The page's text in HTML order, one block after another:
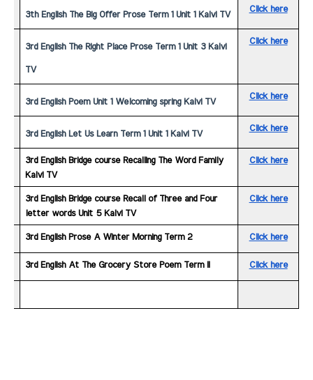
3th English The Big Offer Prose Term 1 Unit 1 Kalvi TV
Click here
3rd English The Right Place Prose Term 1 Unit 3 Kalvi
TV
Click here
3rd English Poem Unit 1 Welcoming spring Kalvi TV
Click here
3rd English Let Us Learn Term 1 Unit 1 Kalvi TV
Click here
3rd English Bridge course Recalling The Word Family
Kalvi TV
Click here
3rd English Bridge course Recall of Three and Four
letter words Unit 5 Kalvi TV
Click here
3rd English Prose A Winter Morning Term 2 Click here
3rd English At The Grocery Store Poem Term II Click here